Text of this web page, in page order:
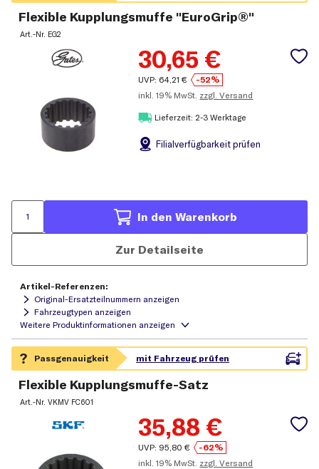
Flexible Kupplungsmuffe "EuroGrip®"
Art.-Nr. EG2
30,65 €
UVP: 64,21 €
-52%
inkl. 19% MwSt. zzgl. Versand
Lieferzeit: 2-3 Werktage
Filialverfügbarkeit prüfen
In den Warenkorb
Zur Detailseite
Artikel-Referenzen:
Original-Ersatzteilnummern anzeigen
Fahrzeugtypen anzeigen
Flexible Kupplungsmuffe-Satz
Art.-Nr.VKMV FC601
35,88 €
UVP: 95,80 €
-62%
inkl. 19% MwSt. zzgl. Versand